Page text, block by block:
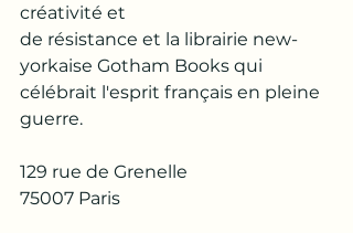
créativité et
de résistance et la librairie new-
yorkaise Gotham Books qui
célébrait l'esprit français en pleine
guerre.
129 rue de Grenelle
75007 Paris